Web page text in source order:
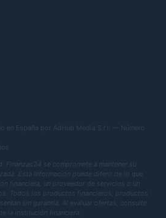
en España por AdHub Media S.r.l. — Número
Finanzas24 se compromete a mantener su
Esta información puede diferir de lo que
financiera, un proveedor de servicios o un
Todos los productos financieros, productos
sin garantía. Al evaluar ofertas, consulte
la institución financiera.